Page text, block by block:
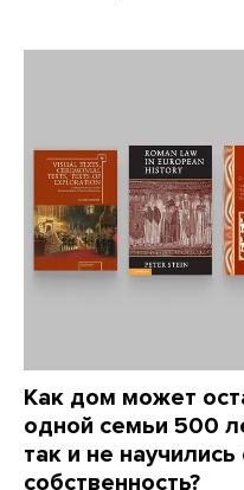
Как дом может
одной семьи 500
так и не
собственность?